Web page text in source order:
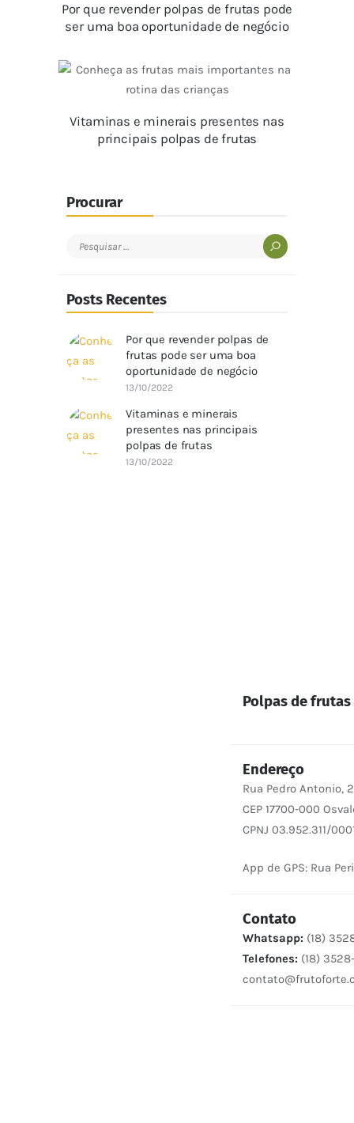
Por que revender polpas de frutas pode
ser uma boa oportunidade de negócio
Vitaminas e minerais presentes nas
principais polpas de frutas
Procurar
Pesquisar
Posts Recentes
Por que revender polpas de
frutas pode ser uma boa
oportunidade de negócio
13/10/2022
Vitaminas e minerais
presentes nas principais
polpas de frutas
13/10/2022
Polpas de
Endereço
Rua Pedro Antonio,
CEP 17700-000
CPNJ 03.952.311/
App de GPS: Rua
Contato
Whatsapp: (18)
Telefones: (18)